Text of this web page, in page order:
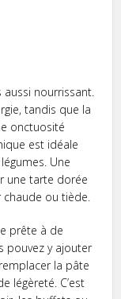
nourrissant.
tandis que la
onctuosité
est idéale
Une
une tarte dorée
ou tiède.
prête à de
pouvez y ajouter
la pâte
légèreté. C’est